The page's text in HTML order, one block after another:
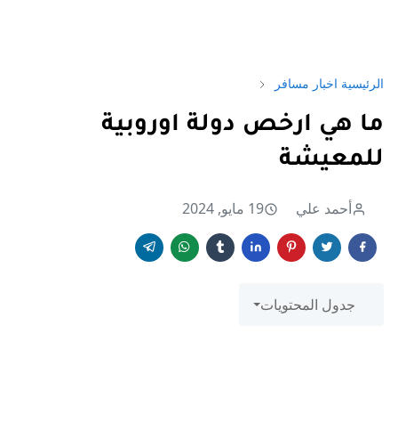
الرئيسية اخبار مسافر
ما هي ارخص دولة اوروبية
للمعيشة
أحمد علي 19 مايو, 2024
جدول المحتويات